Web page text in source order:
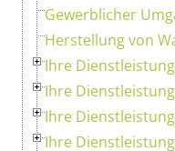
Gewerblicher
Herstellung von
Ihre
Ihre
Ihre
Ihre